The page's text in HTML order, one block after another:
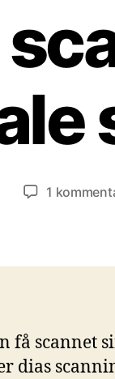
1
få scannet
dias